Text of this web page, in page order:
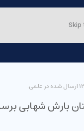
ارسال شده درعلمی.
بارش شهابی